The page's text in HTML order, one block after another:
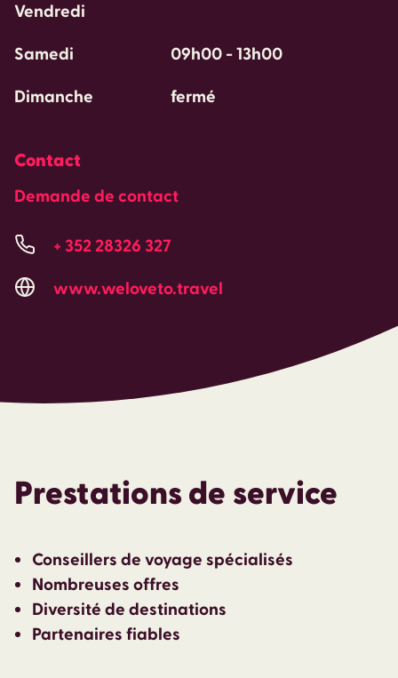
Vendredi
Samedi 09h00 -13h00
Dimanche
fermé
Contact
Demande de contact
+ 352 28326 327
www.weloveto.travel
Prestations de service
Conseillers de voyage spécialisés
Nombreuses offres
Diversité de destinations
Partenaires fiables